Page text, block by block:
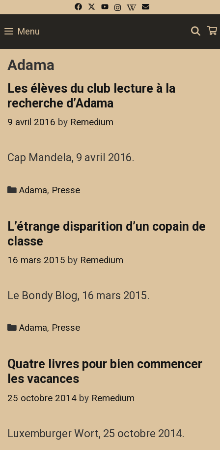
content
Menu
Adama
Les élèves du club lecture à la
recherche d’Adama
9 avril 2016 by Remedium
Cap Mandela, 9 avril 2016.
Categories
Adama, Presse
L’étrange disparition d’un copain de
classe
16 mars 2015 by Remedium
Le Bondy Blog, 16 mars 2015.
Categories
Adama, Presse
Quatre livres pour bien commencer
les vacances
25 octobre 2014 by Remedium
Luxemburger Wort, 25 octobre 2014.